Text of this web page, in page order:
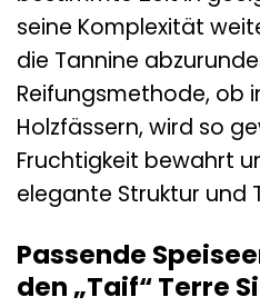
seine Komplexität
die Tannine
Reifungsmethode, ob
Holzfässern, wird so
Fruchtigkeit bewahrt
elegante Struktur und
Passende
den „Taif“ Terre